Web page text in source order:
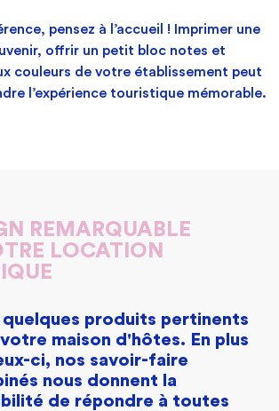
pensez à l’accueil ! Imprimer une
offrir un petit bloc notes et
couleurs de votre établissement peut
l’expérience touristique mémorable.
REMARQUABLE
LOCATION
quelques produits pertinents
maison d'hôtes. En plus
ci, nos savoir-faire
nous donnent la
de répondre à toutes